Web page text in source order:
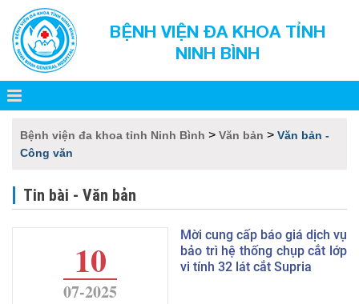
BỆNH VIỆN ĐA KHOA TỈNH
NINH BÌNH
Bệnh viện đa khoa tỉnh Ninh Bình > Văn bản > Văn bản -
Công văn
Tin bài - Văn bản
10
07-2025
Mời cung cấp báo giá dịch vụ
bảo trì hệ thống chụp cắt lớp
vi tính 32 lát cắt Supria